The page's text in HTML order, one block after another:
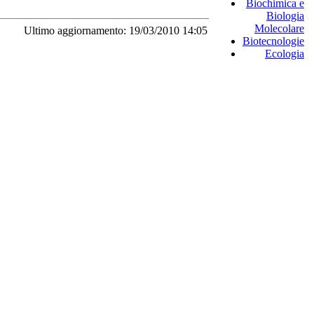
Ultimo aggiornamento: 19/03/2010 14:05
Biochimica e
Biologia
Molecolare
Biotecnologie
Ecologia